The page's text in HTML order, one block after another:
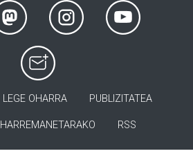
LEGE OHARRA PUBLIZITATEA
HARREMANETARAKO RSS